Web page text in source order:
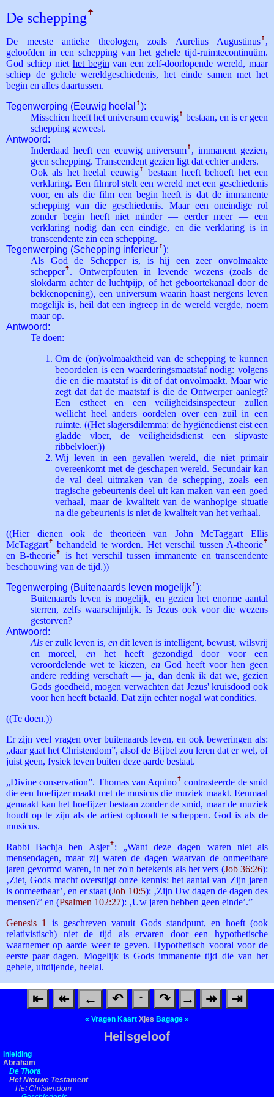
De schepping ꜛ
De meeste antieke theologen, zoals Aurelius Augustinusꜛ ,
geloofden in een schepping van het gehele tijd-ruimtecontinuüm.
God schiep niet het begin van een zelf-doorlopende wereld, maar
schiep de gehele wereldgeschiedenis, het einde samen met het
begin en alles daartussen.
Tegenwerping (Eeuwig heelal ꜛ):
Misschien heeft het universum eeuwigꜛ bestaan, en is er geen
schepping geweest.
Antwoord:
Inderdaad heeft een eeuwig universumꜛ , immanent gezien,
geen schepping. Transcendent gezien ligt dat echter anders.
Ook als het heelal eeuwigꜛ bestaan heeft behoeft het een
verklaring. Een filmrol stelt een wereld met een geschiedenis
voor, en als die film een begin heeft is dat de immanente
schepping van die geschiedenis. Maar een oneindige rol
zonder begin heeft niet minder — eerder meer — een
verklaring nodig dan een eindige, en die verklaring is in
transcendente zin een schepping.
Tegenwerping (Schepping inferieurꜛ):
Als God de Schepper is, is hij een zeer onvolmaakte
schepperꜛ . Ontwerpfouten in levende wezens (zoals de
slokdarm achter de luchtpijp, of het geboortekanaal door de
bekkenopening), een universum waarin haast nergens leven
mogelijk is, heil dat een ingreep in de wereld vergde, noem
maar op.
Antwoord:
Te doen:
Om de (on)volmaaktheid van de schepping te kunnen
beoordelen is een waarderingsmaatstaf nodig: volgens
die en die maatstaf is dit of dat onvolmaakt. Maar wie
zegt dat dat de maatstaf is die de Ontwerper aanlegt?
Een estheet en een veiligheidsinspecteur zullen
wellicht heel anders oordelen over een zuil in een
ruimte. ((Het slagersdilemma: de hygiënedienst eist een
gladde vloer, de veiligheidsdienst een slipvaste
ribbelvloer.))
Wij leven in een gevallen wereld, die niet primair
overeenkomt met de geschapen wereld. Secundair kan
de val deel uitmaken van de schepping, zoals een
tragische gebeurtenis deel uit kan maken van een goed
verhaal, maar de kwaliteit van de wanhopige situatie
na die gebeurtenis is niet de kwaliteit van het verhaal.
((Hier dienen ook de theorieën van John McTaggart Ellis
McTaggartꜛ behandeld te worden. Het verschil tussen A-theorieꜛ
en B-theorieꜛ
is het verschil tussen immanente en transcendente
beschouwing van de tijd.))
Tegenwerping (Buitenaards leven mogelijkꜛ):
Buitenaards leven is mogelijk, en gezien het enorme aantal
sterren, zelfs waarschijnlijk. Is Jezus ook voor die wezens
gestorven?
Antwoord:
Als er zulk leven is, en dit leven is intelligent, bewust, wilsvrij
en moreel, enhet heeft gezondigd door voor een
veroordelende wet te kiezen, en God heeft voor hen geen
andere redding verschaft — ja, dan denk ik dat we, gezien
Gods goedheid, mogen verwachten dat Jezus' kruisdood ook
voor hen heeft betaald. Dat zijn echter nogal wat condities.
((Te doen.))
Er zijn veel vragen over buitenaards leven, en ook beweringen als:
„daar gaat het Christendom”, alsof de Bijbel zou leren dat er wel, of
juist geen, fysiek leven buiten deze aarde bestaat.
„Divine conservation”. Thomas van Aquinoꜛ contrasteerde de smid
die een hoefijzer maakt met de musicus die muziek maakt. Eenmaal
gemaakt kan het hoefijzer bestaan zonder de smid, maar de muziek
houdt op te zijn als de artiest ophoudt te scheppen. God is als de
musicus.
Rabbi Bachja ben Asjerꜛ : „Want deze dagen waren niet als
mensendagen, maar zij waren de dagen waarvan de onmeetbare
jaren gevormd waren, in net zo'n betekenis als het vers (Job 36:26):
‚Ziet, Gods macht overstijgt onze kennis: het aantal van Zijn jaren
is onmeetbaar’, en er staat (Job 10:5): ‚Zijn Uw dagen de dagen des
mensen?’ en (Psalmen 102:27): ‚Uw jaren hebben geen einde’.”
Genesis 1
is geschreven vanuit Gods standpunt, en hoeft (ook
relativistisch) niet de tijd als ervaren door een hypothetische
waarnemer op aarde weer te geven. Hypothetisch vooral voor de
eerste paar dagen. Mogelijk is Gods immanente tijd die van het
gehele, uitdijende, heelal.
⇤ ↞ ← ↶ ↑ ↷ → ↠ ⇥
« Vragen Kaart Xjes Bagage »
Heilsgeloof
Inleiding
Abraham
De Thora
Het Nieuwe Testament
Het Christendom